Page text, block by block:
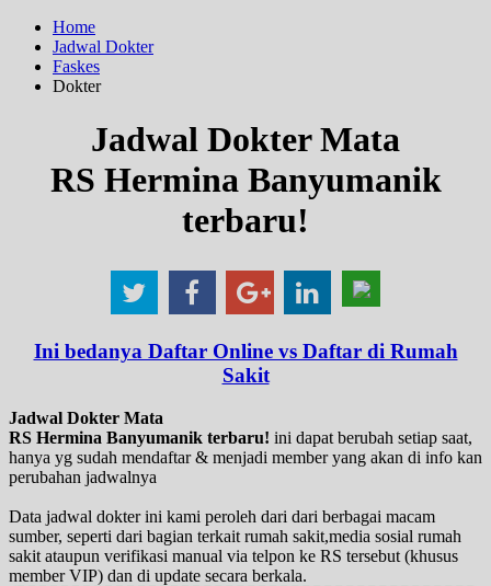
Home
Jadwal Dokter
Faskes
Dokter
Jadwal Dokter Mata
RS Hermina Banyumanik
terbaru!
Ini bedanya Daftar Online vs Daftar di Rumah
Sakit
Jadwal Dokter Mata
RS Hermina Banyumanik terbaru! ini dapat berubah setiap saat,
hanya yg sudah mendaftar & menjadi member yang akan di info kan
perubahan jadwalnya
Data jadwal dokter ini kami peroleh dari dari berbagai macam
sumber, seperti dari bagian terkait rumah sakit,media sosial rumah
sakit ataupun verifikasi manual via telpon ke RS tersebut (khusus
member VIP) dan di update secara berkala.